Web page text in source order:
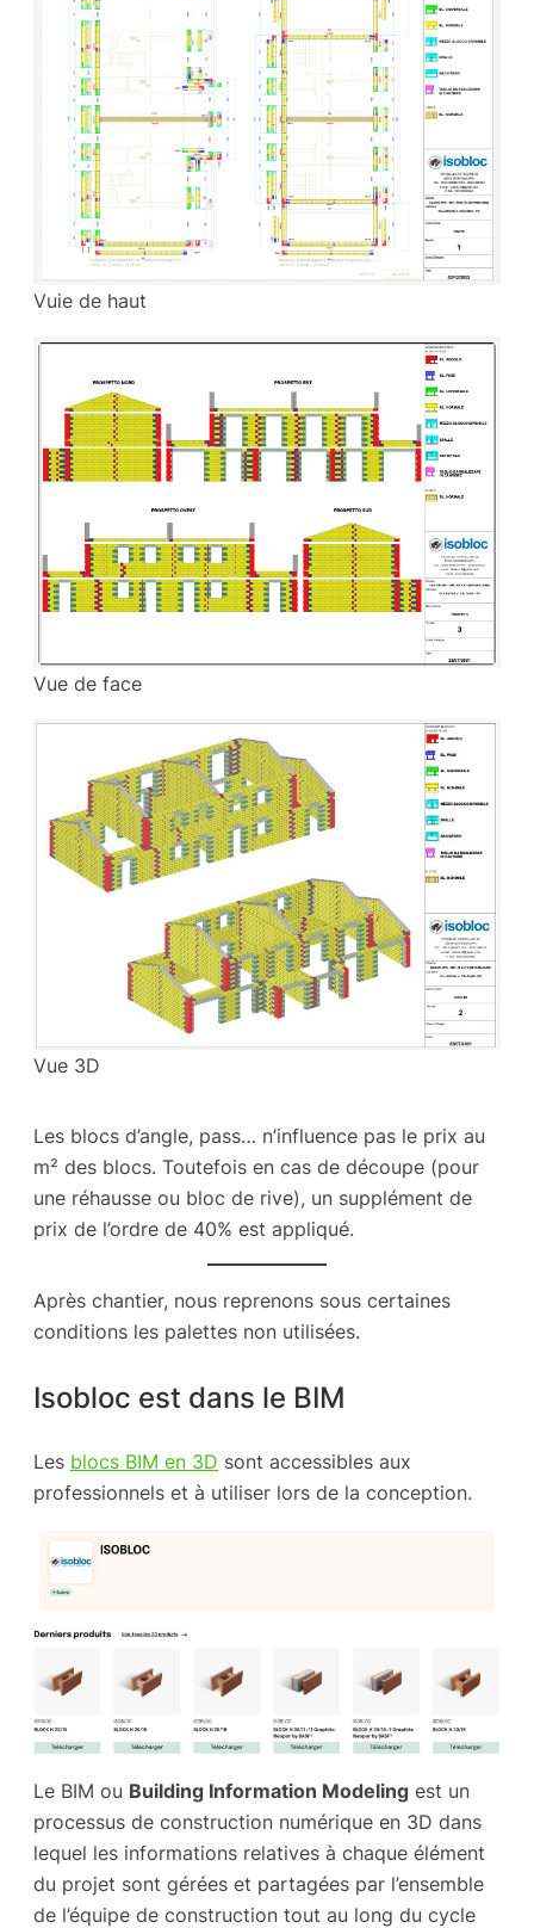
Vuie de haut
Vue de face
Vue 3D
Les blocs d’angle, pass… n’influence pas le prix au
m² des blocs. Toutefois en cas de découpe (pour
une réhausse ou bloc de rive), un supplément de
prix de l’ordre de 40% est appliqué.
Après chantier, nous reprenons sous certaines
conditions les palettes non utilisées.
Isobloc est dans le BIM
Les blocs BIM en 3D sont accessibles aux
professionnels et à utiliser lors de la conception.
Le BIM ou Building Information Modeling est un
processus de construction numérique en 3D dans
lequel les informations relatives à chaque élément
du projet sont gérées et partagées par l’ensemble
de l’équipe de construction tout au long du cycle